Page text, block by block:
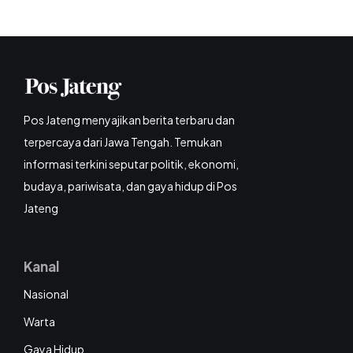
Pos Jateng menyajikan berita terbaru dan
terpercaya dari Jawa Tengah. Temukan
informasi terkini seputar politik, ekonomi,
budaya, pariwisata, dan gaya hidup di Pos
Jateng
Kanal
Nasional
Warta
Gaya Hidup